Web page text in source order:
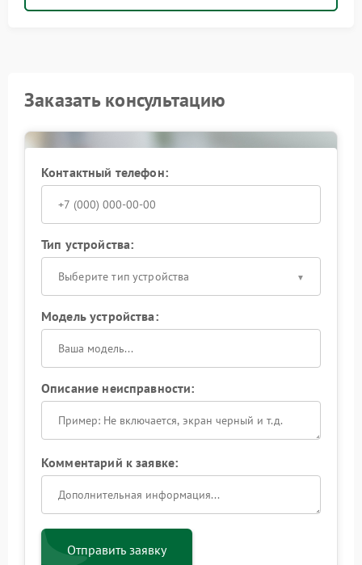
Заказать консультацию
Контактный телефон:
Тип устройства:
Выберите тип устройства
Модель устройства:
Описание неисправности:
Комментарий к заявке:
Отправить заявку